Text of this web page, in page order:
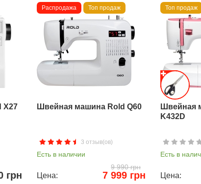
X27
грн
Распродажа Топ продаж
Швейная машина Rold Q60
3 отзыв(ов)
Есть в наличии
9 990 грн
Цена: 7 999 грн
Топ продаж
Швейная
K432D
Есть в
Цена: